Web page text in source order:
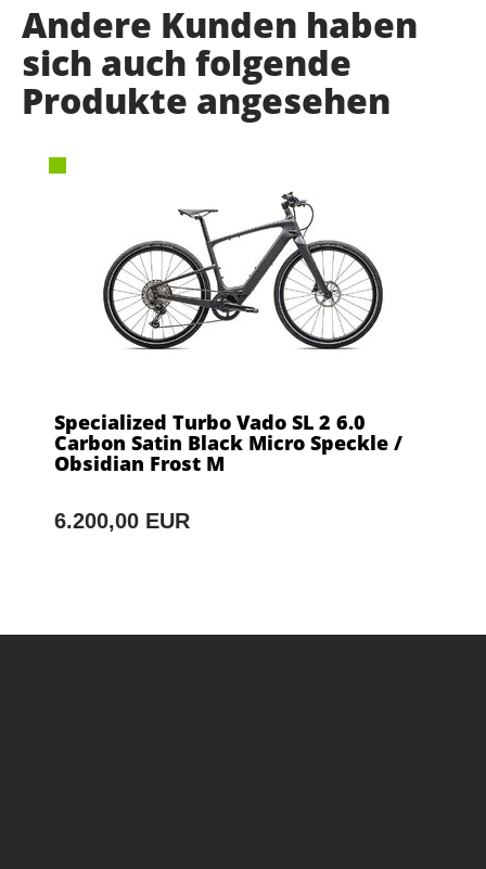
Andere Kunden haben
sich auch folgende
Produkte angesehen
Specialized Turbo Vado SL 2 6.0
Carbon Satin Black Micro Speckle /
Obsidian Frost M
6.200,00 EUR